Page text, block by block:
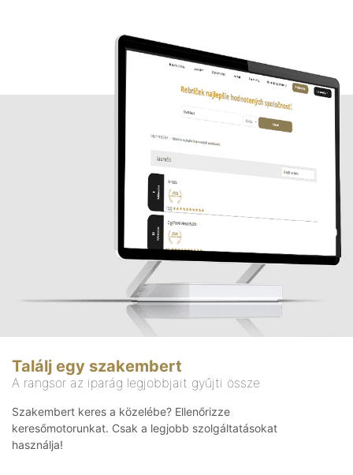
Találj egy szakembert
A rangsor az iparág legjobbjait gyűjti össze
Szakembert keres a közelébe? Ellenőrizze
keresőmotorunkat. Csak a legjobb szolgáltatásokat
használja!